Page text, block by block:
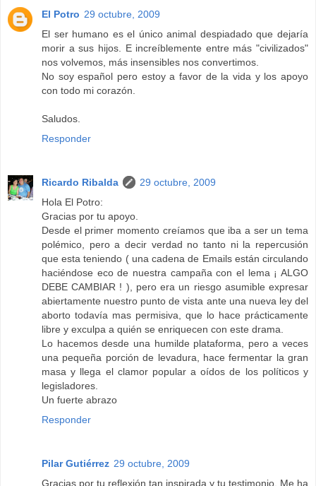
El Potro 29 octubre, 2009
El ser humano es el único animal despiadado que dejaría
morir a sus hijos. E increíblemente entre más "civilizados"
nos volvemos, más insensibles nos convertimos.
No soy español pero estoy a favor de la vida y los apoyo
con todo mi corazón.
Saludos.
Responder
Ricardo Ribalda
29 octubre, 2009
Hola El Potro:
Gracias por tu apoyo.
Desde el primer momento creíamos que iba a ser un tema
polémico, pero a decir verdad no tanto ni la repercusión
que esta teniendo ( una cadena de Emails están circulando
haciéndose eco de nuestra campaña con el lema ¡ ALGO
DEBE CAMBIAR ! ), pero era un riesgo asumible expresar
abiertamente nuestro punto de vista ante una nueva ley del
aborto todavía mas permisiva, que lo hace prácticamente
libre y exculpa a quién se enriquecen con este drama.
Lo hacemos desde una humilde plataforma, pero a veces
una pequeña porción de levadura, hace fermentar la gran
masa y llega el clamor popular a oídos de los políticos y
legisladores.
Un fuerte abrazo
Responder
Pilar Gutiérrez 29 octubre, 2009
Gracias por tu reflexión tan inspirada y tu testimonio. Me ha